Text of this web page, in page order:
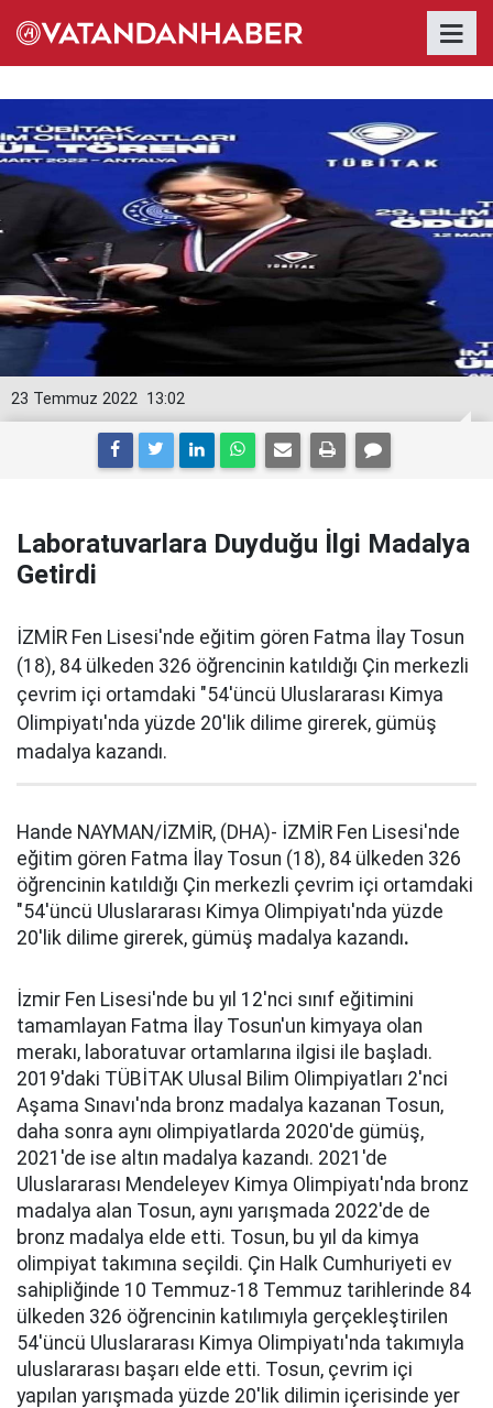
13:02
23 Temmuz 2022
Laboratuvarlara Duyduğu İlgi Madalya
Getirdi
İZMİR Fen Lisesi'nde eğitim gören Fatma İlay Tosun
(18), 84 ülkeden 326 öğrencinin katıldığı Çin merkezli
çevrim içi ortamdaki "54'üncü Uluslararası Kimya
Olimpiyatı'nda yüzde 20'lik dilime girerek, gümüş
madalya kazandı.
Hande NAYMAN/İZMİR, (DHA)- İZMİR Fen Lisesi'nde
eğitim gören Fatma İlay Tosun (18), 84 ülkeden 326
öğrencinin katıldığı Çin merkezli çevrim içi ortamdaki
"54'üncü Uluslararası Kimya Olimpiyatı'nda yüzde
20'lik dilime girerek, gümüş madalya kazandı.
İzmir Fen Lisesi'nde bu yıl 12'nci sınıf eğitimini
tamamlayan Fatma İlay Tosun'un kimyaya olan
merakı, laboratuvar ortamlarına ilgisi ile başladı.
2019'daki TÜBİTAK Ulusal Bilim Olimpiyatları 2'nci
Aşama Sınavı'nda bronz madalya kazanan Tosun,
daha sonra aynı olimpiyatlarda 2020'de gümüş,
2021'de ise altın madalya kazandı. 2021'de
Uluslararası Mendeleyev Kimya Olimpiyatı'nda bronz
madalya alan Tosun, aynı yarışmada 2022'de de
bronz madalya elde etti. Tosun, bu yıl da kimya
olimpiyat takımına seçildi. Çin Halk Cumhuriyeti ev
sahipliğinde 10 Temmuz-18 Temmuz tarihlerinde 84
ülkeden 326 öğrencinin katılımıyla gerçekleştirilen
54'üncü Uluslararası Kimya Olimpiyatı'nda takımıyla
uluslararası başarı elde etti. Tosun, çevrim içi
yapılan yarışmada yüzde 20'lik dilimin içerisinde yer